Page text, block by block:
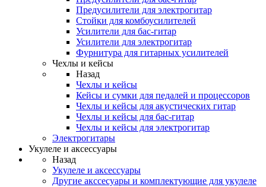
Предусилители для электрогитар
Стойки для комбоусилителей
Усилители для бас-гитар
Усилители для электрогитар
Фурнитура для гитарных усилителей
Чехлы и кейсы
Назад
Чехлы и кейсы
Кейсы и сумки для педалей и процессоров
Чехлы и кейсы для акустических гитар
Чехлы и кейсы для бас-гитар
Чехлы и кейсы для электрогитар
Электрогитары
Укулеле и аксессуары
Назад
Укулеле и аксессуары
Другие акссесуары и комплектующие для укулеле